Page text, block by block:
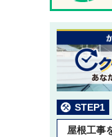
STEP1
屋根工事